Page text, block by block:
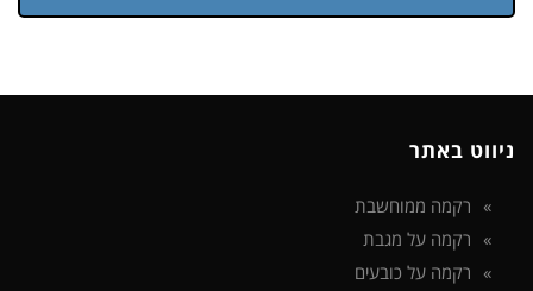
ניווט באתר
רקמה ממוחשבת
רקמה על מגבת
רקמה על כובעים